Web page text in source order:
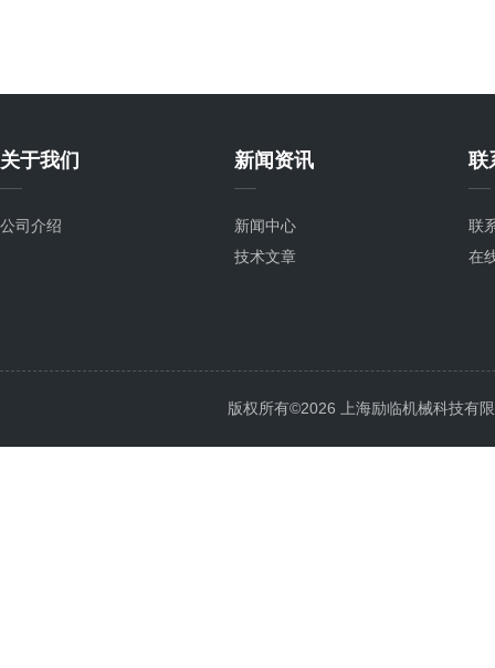
关于我们
公司介绍
新闻资讯
新闻中心
技术文章
联
联
在
版权所有©2026 上海励临机械科技有